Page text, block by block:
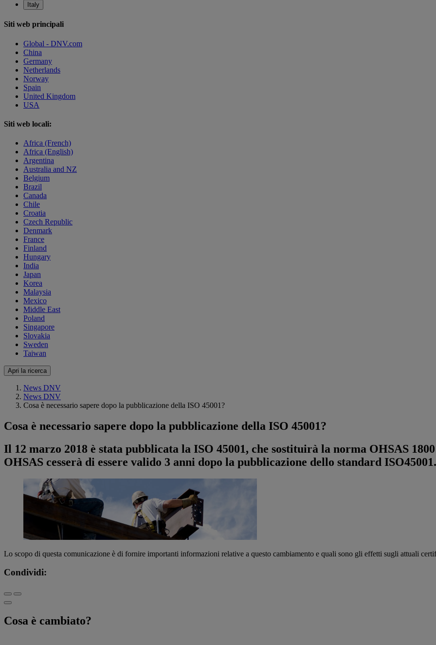
Italy
Siti web principali
Global - DNV.com
China
Germany
Netherlands
Norway
Spain
United Kingdom
USA
Siti web locali:
Africa (French)
Africa (English)
Argentina
Australia and NZ
Belgium
Brazil
Canada
Chile
Croatia
Czech Republic
Denmark
France
Finland
Hungary
India
Japan
Korea
Malaysia
Mexico
Middle East
Poland
Singapore
Slovakia
Sweden
Taiwan
Apri la ricerca
News DNV
News DNV
Cosa è necessario sapere dopo la pubblicazione della ISO 45001?
Cosa è necessario sapere dopo la pubblicazione della ISO 45001?
Il 12 marzo 2018 è stata pubblicata la ISO 45001, che sostituirà la norma OHSAS
OHSAS cesserà di essere valido 3 anni dopo la pubblicazione dello standard ISO45001.
Lo scopo di questa comunicazione è di fornire importanti informazioni relative a questo cambiamento e quali sono gli effetti sugli attuali
Condividi:
Cosa è cambiato?